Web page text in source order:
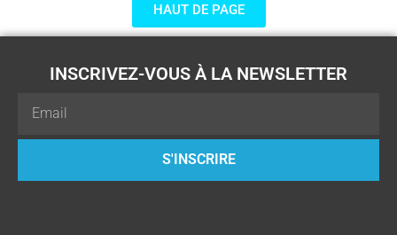
HAUT DE PAGE
INSCRIVEZ-VOUS À LA NEWSLETTER
S'INSCRIRE